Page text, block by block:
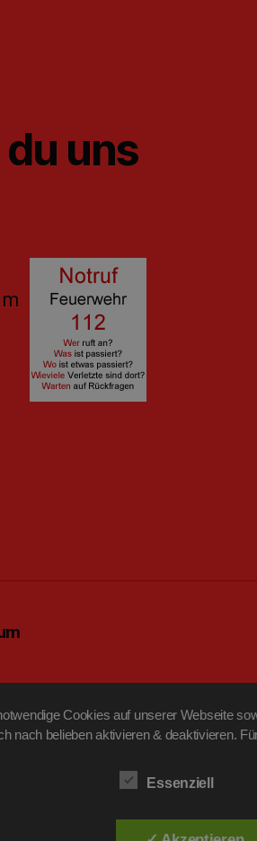
uns
Cookies auf unserer Webseite
nach belieben aktivieren & deaktivieren.
Essenziell